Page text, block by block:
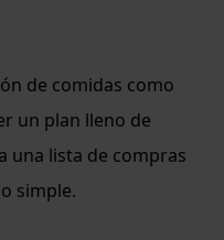
de comidas como
un plan lleno de
una lista de compras
simple.